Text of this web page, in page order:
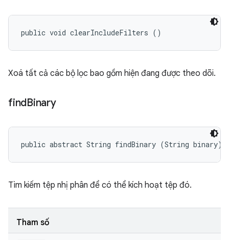
public void clearIncludeFilters ()
Xoá tất cả các bộ lọc bao gồm hiện đang được theo dõi.
findBinary
public abstract String findBinary (String binary)
Tìm kiếm tệp nhị phân để có thể kích hoạt tệp đó.
Tham số